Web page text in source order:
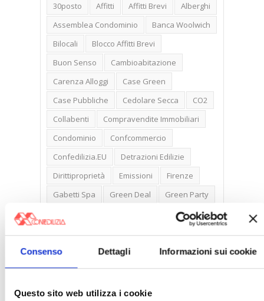
Consenso Dettagli Informazioni sui cookie
Questo sito web utilizza i cookie
30posto Affitti Affitti Brevi
Alberghi
Assemblea Condominio
Banca Woolwich
Bilocali
Blocco Affitti Brevi
Buon Senso
Cambioabitazione
Carenza Alloggi
Case Green
Case Pubbliche
Cedolare Secca
CO2
Collabenti
Compravendite Immobiliari
Condominio
Confcommercio
Confedilizia.EU
Detrazioni Edilizie
Dirittiproprietà
Emissioni
Firenze
Gabetti Spa
Green Deal
Green Party
Irregolarità Formali
Nudaproprietà
Prezzi Case
Prima Casa
Proprietari Casa
Rendite Catastali
Rivoluzioneliberale